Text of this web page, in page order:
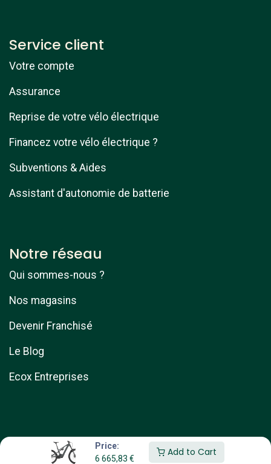
Price:
6 665,83 €
Add to Cart
Service client
Votre compte
Assurance
Reprise de votre vélo électrique
Financez votre vélo électrique ?
Subventions & Aides
Assistant d'autonomie de batterie
Notre réseau
Qui sommes-nous ?
Nos magasins
Devenir Franchisé
Le Blog
Ecox Entreprises